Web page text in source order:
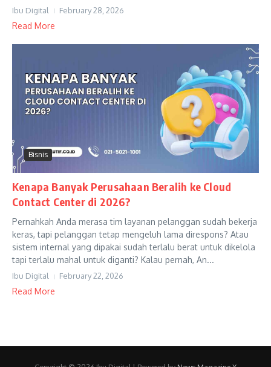
Ibu Digital February 28, 2026
Read More
Bisnis
Kenapa Banyak Perusahaan Beralih ke Cloud
Contact Center di 2026?
Pernahkah Anda merasa tim layanan pelanggan sudah bekerja
keras, tapi pelanggan tetap mengeluh lama direspons? Atau
sistem internal yang dipakai sudah terlalu berat untuk dikelola
tapi terlalu mahal untuk diganti? Kalau pernah, An...
Ibu Digital February 22, 2026
Read More